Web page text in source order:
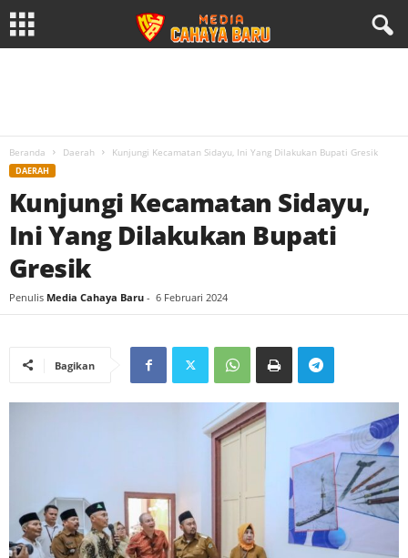
Beranda Daerah Kunjungi Kecamatan Sidayu, Ini Yang Dilakukan Bupati Gresik
DAERAH
Kunjungi Kecamatan Sidayu,
Ini Yang Dilakukan Bupati
Gresik
Penulis Media Cahaya Baru - 6 Februari 2024
Bagikan